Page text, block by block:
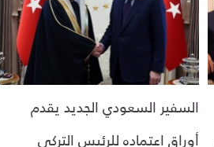
السفير السعودي الجديد يقدم
أوراق اعتماده للرئيس التركي